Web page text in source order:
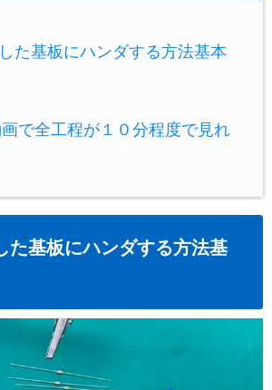
た基板にハンダする方法基本
で全工程が１０分程度で見れ
た基板にハンダする方法基